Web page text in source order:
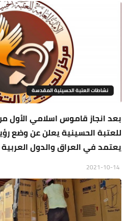
نشاطات العتبة الحسينية المقدسة
بعد انجاز قاموس اسلامي الأول
للعتبة الحسينية يعلن عن وضع
يعتمد في العراق والدول العربية